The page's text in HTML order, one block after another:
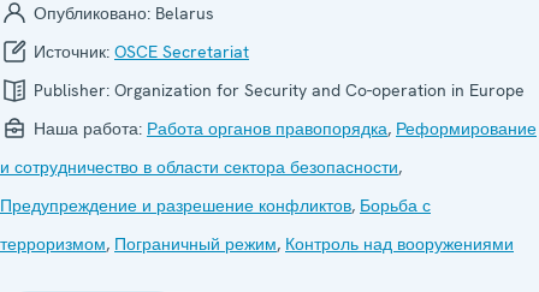
Опубликовано: Belarus
Источник: OSCE Secretariat
Publisher: Organization for Security and Co-operation in Europe
Наша работа: Работа органов правопорядка, Реформирование
и сотрудничество в области сектора безопасности,
Предупреждение и разрешение конфликтов, Борьба с
терроризмом, Пограничный режим, Контроль над вооружениями